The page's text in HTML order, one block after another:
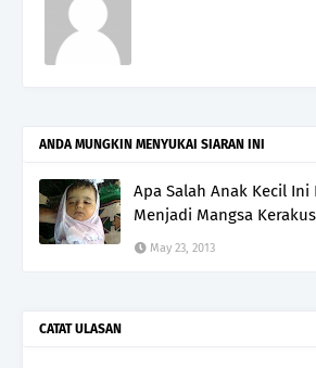
ANDA MUNGKIN MENYUKAI SIARAN INI
Apa Salah Anak Kecil Ini
Menjadi Mangsa
May 23, 2013
CATAT ULASAN